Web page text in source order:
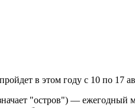
в этом году с 10 по 17
"остров") —